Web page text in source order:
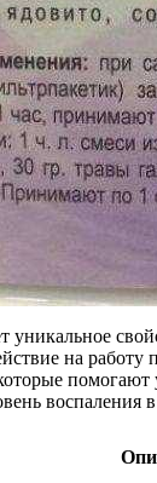
уникальное
на
воспаления